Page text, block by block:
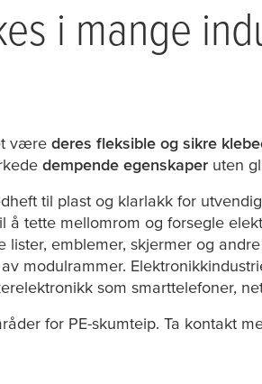
i mange
være deres fleksible og sikre
dempende egenskaper uten
til plast og klarlakk for
å tette mellomrom og forsegle
emblemer, skjermer og
modulrammer.
som smarttelefoner,
for PE-skumteip. Ta kontakt